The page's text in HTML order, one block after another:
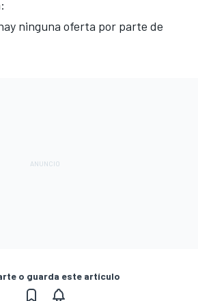
ninguna oferta por parte de
o guarda este artículo